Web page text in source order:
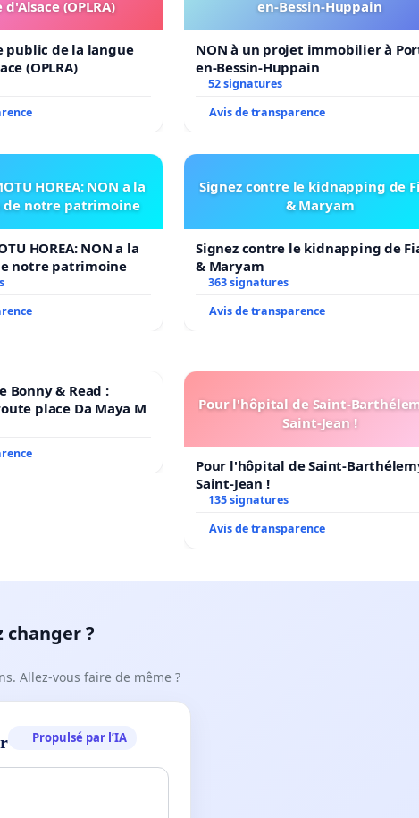
(OPLRA)
public de la langue
(OPLRA)
en-Bessin-Huppain
NON à un projet immobilier à
en-Bessin-Huppain
52 signatures
Avis de transparence
HOREA: NON a la
notre patrimoine
HOREA: NON a la
notre patrimoine
Signez contre le kidnapping de
& Maryam
Signez contre le kidnapping de
& Maryam
363 signatures
Avis de transparence
Bonny & Read :
place Da Maya M
Pour l'hôpital de Saint-
Saint-Jean !
Pour l'hôpital de Saint-
Saint-Jean !
135 signatures
Avis de transparence
changer ?
Allez-vous faire de même ?
Propulsé par l’IA